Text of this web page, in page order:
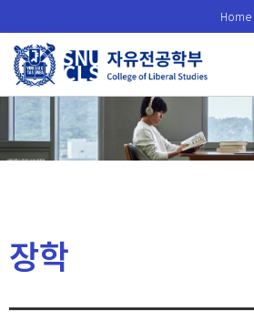
로
메
Home
장학